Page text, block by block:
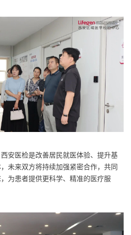
安医检是改善居民就医体验、提升基
未来双方将持续加强紧密合作，共同
为患者提供更科学、精准的医疗服